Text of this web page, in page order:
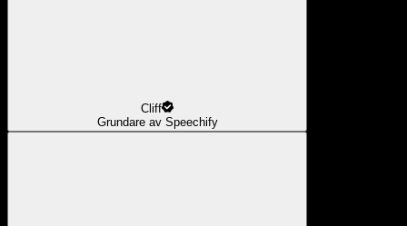
Cliff
Grundare av Speechify